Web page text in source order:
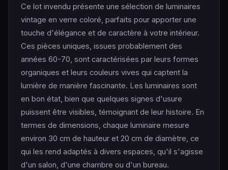
Ce lot invendu présente une sélection de luminaires
vintage en verre coloré, parfaits pour apporter une
touche d'élégance et de caractère à votre intérieur.
Ces pièces uniques, issues probablement des
années 60-70, sont caractérisées par leurs formes
organiques et leurs couleurs vives qui captent la
lumière de manière fascinante. Les luminaires sont
en bon état, bien que quelques signes d'usure
puissent être visibles, témoignant de leur histoire. En
termes de dimensions, chaque luminaire mesure
environ 30 cm de hauteur et 20 cm de diamètre, ce
qui les rend adaptés à divers espaces, qu'il s'agisse
d'un salon, d'une chambre ou d'un bureau.